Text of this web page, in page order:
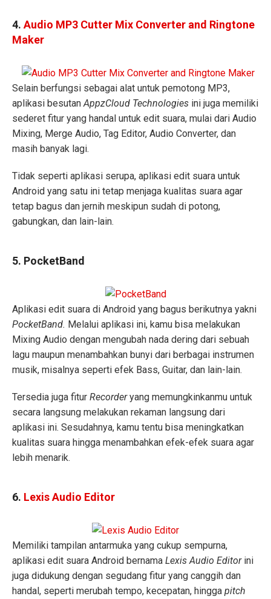
4. Audio MP3 Cutter Mix Converter and Ringtone
Maker
Selain berfungsi sebagai alat untuk pemotong MP3,
aplikasi besutan AppzCloud Technologies ini juga memiliki
sederet fitur yang handal untuk edit suara, mulai dari Audio
Mixing, Merge Audio, Tag Editor, Audio Converter, dan
masih banyak lagi.
Tidak seperti aplikasi serupa, aplikasi edit suara untuk
Android yang satu ini tetap menjaga kualitas suara agar
tetap bagus dan jernih meskipun sudah di potong,
gabungkan, dan lain-lain.
5. PocketBand
Aplikasi edit suara di Android yang bagus berikutnya yakni
PocketBand. Melalui aplikasi ini, kamu bisa melakukan
Mixing Audio dengan mengubah nada dering dari sebuah
lagu maupun menambahkan bunyi dari berbagai instrumen
musik, misalnya seperti efek Bass, Guitar, dan lain-lain.
Tersedia juga fitur Recorderyang memungkinkanmu untuk
secara langsung melakukan rekaman langsung dari
aplikasi ini. Sesudahnya, kamu tentu bisa meningkatkan
kualitas suara hingga menambahkan efek-efek suara agar
lebih menarik.
6. Lexis Audio Editor
Memiliki tampilan antarmuka yang cukup sempurna,
aplikasi edit suara Android bernama Lexis Audio Editor ini
juga didukung dengan segudang fitur yang canggih dan
handal, seperti merubah tempo, kecepatan, hingga pitch